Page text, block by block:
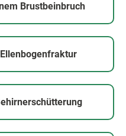
Brustbeinbruch